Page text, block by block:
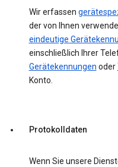
Wir erfassen
der von Ihnen
eindeutige
einschließlich Ihrer
Gerätekennungen oder
Konto.
Protokolldaten
Wenn Sie unsere